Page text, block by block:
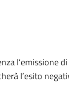
l’emissione
l’esito